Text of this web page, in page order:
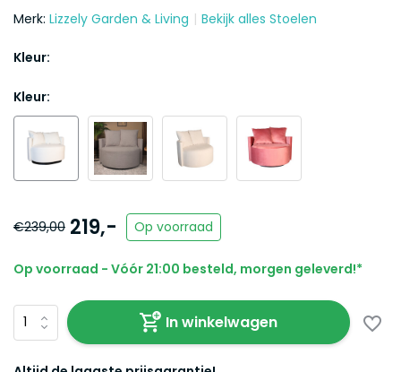
Merk: Lizzely Garden & Living Bekijk alles Stoelen
Kleur:
Kleur:
€239,00 219,- Op voorraad
Op voorraad - Vóór 21:00 besteld, morgen geleverd!*
In winkelwagen